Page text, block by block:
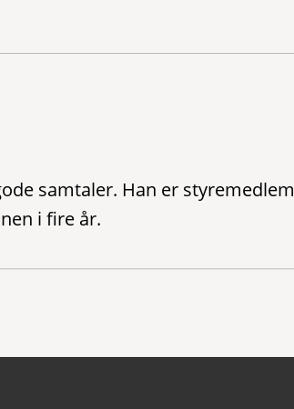
samtaler. Han er styremedlem
i fire år.